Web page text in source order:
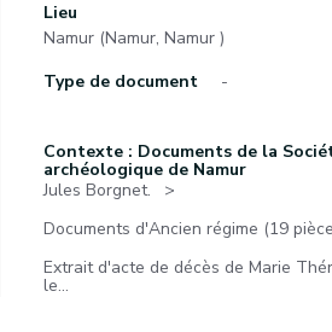
Lieu
Namur (Namur, Namur )
Type de document
-
Contexte : Documents de la
archéologique de Namur
Jules Borgnet.
Documents d'Ancien régime (19
Extrait d'acte de décès de Marie
le...